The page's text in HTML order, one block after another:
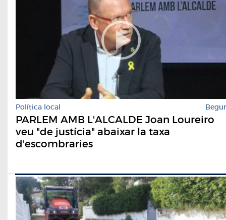
Política local Begur
PARLEM AMB L'ALCALDE Joan Loureiro
veu "de justícia" abaixar la taxa
d'escombraries